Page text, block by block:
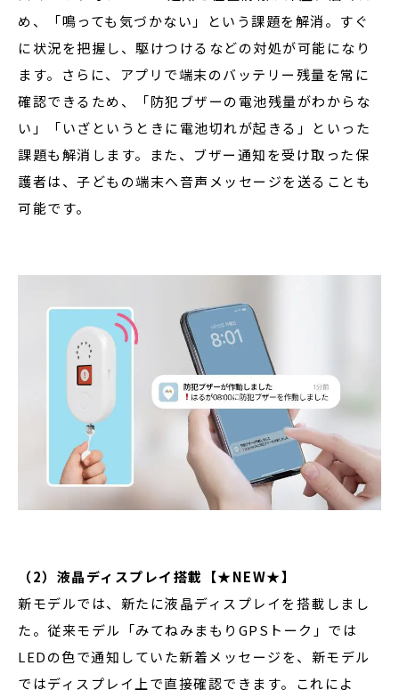
め、「鳴っても気づかない」という課題を解消。すぐ
に状況を把握し、駆けつけるなどの対処が可能になり
ます。さらに、アプリで端末のバッテリー残量を常に
確認できるため、「防犯ブザーの電池残量がわからな
い」「いざというときに電池切れが起きる」といった
課題も解消します。また、ブザー通知を受け取った保
護者は、子どもの端末へ音声メッセージを送ることも
可能です。
（2）液晶ディスプレイ搭載【★NEW★】
新モデルでは、新たに液晶ディスプレイを搭載しまし
た。従来モデル「みてねみまもりGPSトーク」では
LEDの色で通知していた新着メッセージを、新モデル
ではディスプレイ上で直接確認できます。これによ